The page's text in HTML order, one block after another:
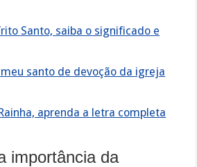
Santo, saiba o significado e
santo de devoção da igreja
aprenda a letra completa
importância da